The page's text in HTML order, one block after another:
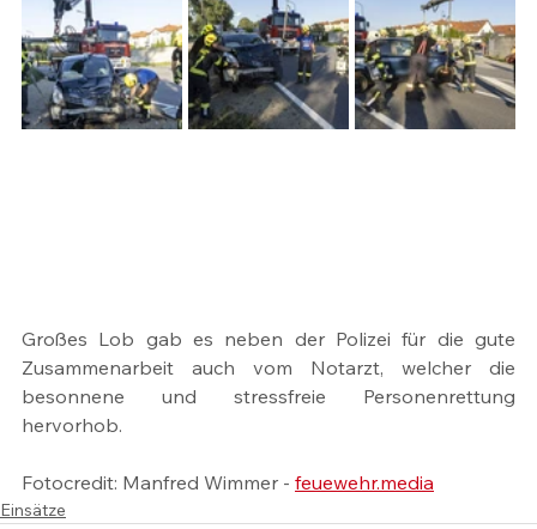
Großes Lob gab es neben der Polizei für die gute
Zusammenarbeit auch vom Notarzt, welcher die
besonnene und stressfreie Personenrettung
hervorhob.
Fotocredit: Manfred Wimmer - feuewehr.media
Einsätze